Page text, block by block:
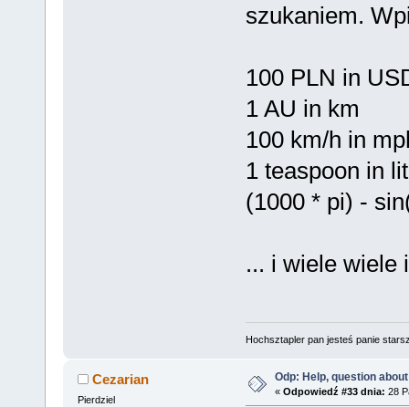
szukaniem.
100 PLN in
1 AU in km
100 km/h in
1 teaspoon in
(1000 * pi) -
... i wiele wiele
Hochsztapler pan jesteś panie
Cezarian
Pierdziel
Odp: Help, question
« Odpowiedź #33 dnia: 28